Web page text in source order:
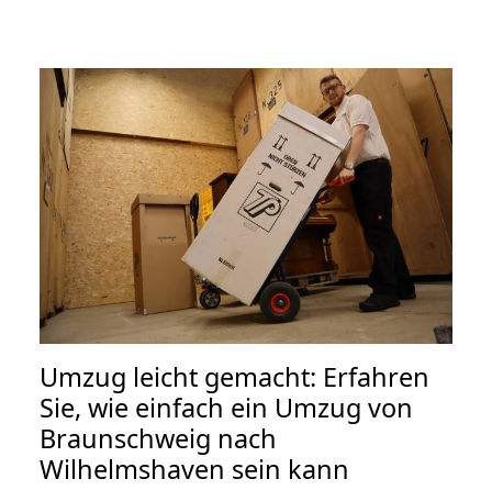
Umzug leicht gemacht: Erfahren
Sie, wie einfach ein Umzug von
Braunschweig nach
Wilhelmshaven sein kann